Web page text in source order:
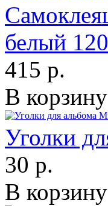
белый
415 р.
В корзину
Уголки
30 р.
В корзину